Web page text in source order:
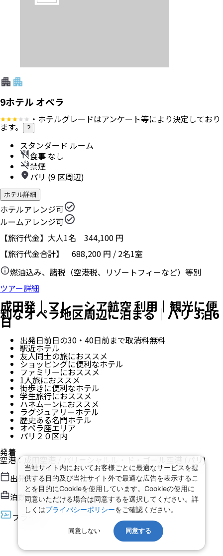
9ホテル オペラ
・ホテルグレードはアンケート等により決定しており
ます。 ?
スタンダード ルーム
食事 なし
禁煙
パリ (9 区周辺)
ホテル詳細
ホテルアレンジ可
ルームアレンジ可
【旅行代金】大人1名 344,100 円
【旅行代金合計】 688,200 円 / 2名1室
燃油込み、諸税（空港税、リゾートフィーなど）等別
ツアー詳細
成田発｜マレーシア航空 利用｜観光に便
利なオペラ地区周辺に泊まる｜パリ 3泊6
日
出発日前日の30・40日前まで取消料無料
駅近ホテル
友人同士の旅におススメ
ショッピングに便利なホテル
ファミリーにおススメ
1人旅におススメ
街歩きに便利なホテル
学生旅行におススメ
ハネムーンにおススメ
ラグジュアリーホテル
歴史ある名門ホテル
オペラ座エリア
パリ２０区内
発着
空港：成田空港/パリ＝シャルル・ド・ゴール空港(パリ)
出発日2026/8/17（月）
泊数3泊6 日（現地滞在時間：3日4時間 ）
フライト
当社サイト内においてお客様ごとに最適なサービスを提
供する目的及び当社サイト外で最適な広告を表示するこ
とを目的にCookieを使用しています。Cookieの使用に
同意いただける場合は同意するを選択してください。詳
しくはプライバシーポリシーをご確認ください。
同意しない 同意する